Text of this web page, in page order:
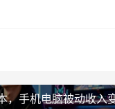
，手机电脑被动收入